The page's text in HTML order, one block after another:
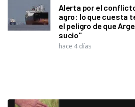
Alerta por el
agro: lo que cuesta
el peligro de que
sucio"
hace 4 días